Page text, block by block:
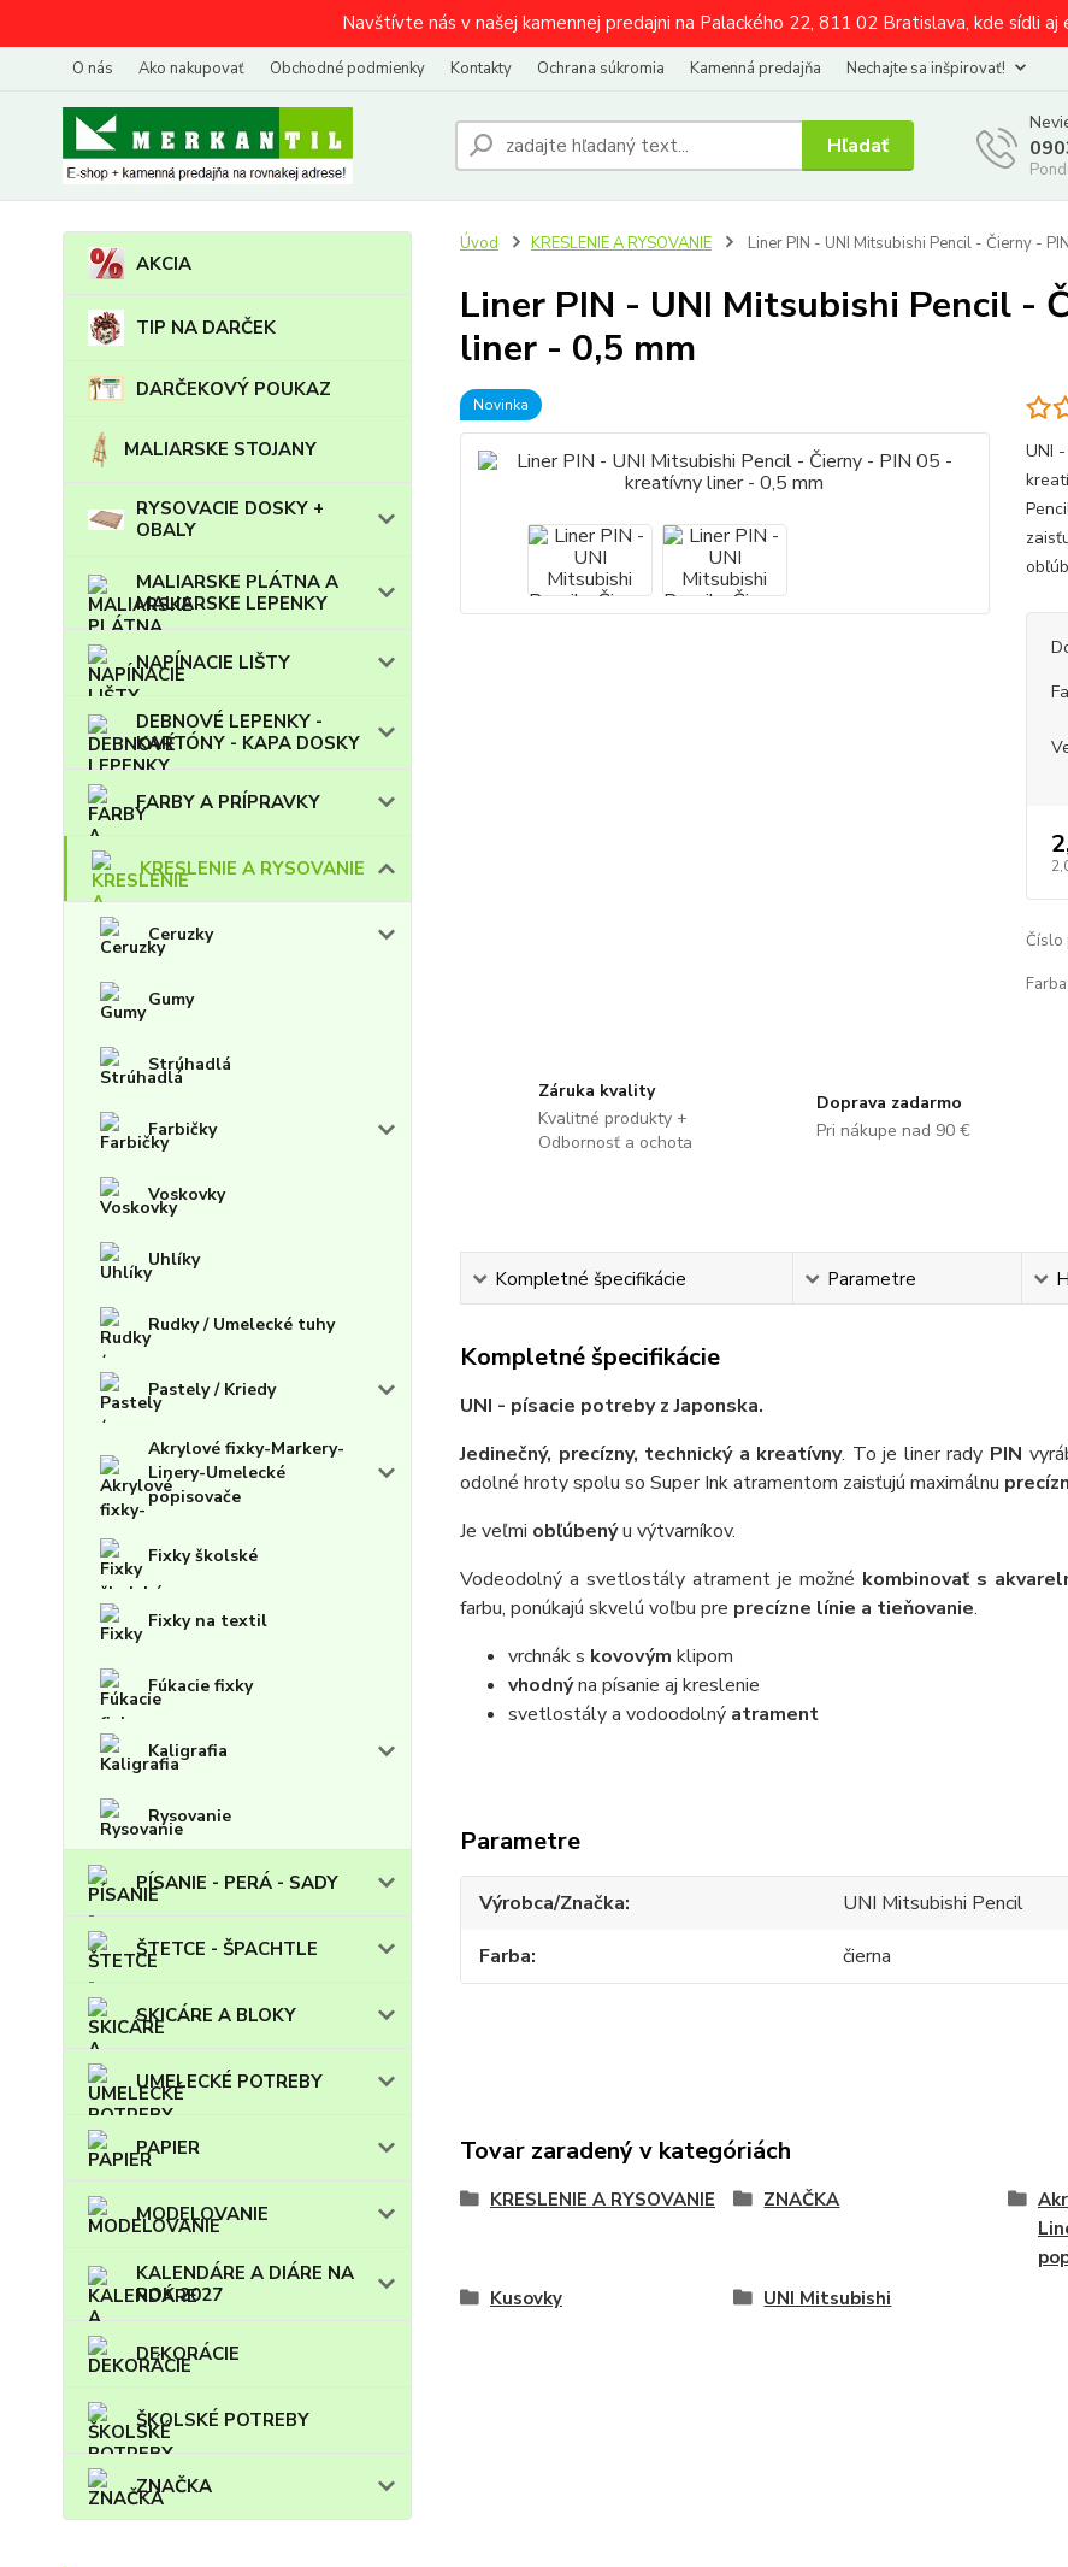
Navštívte nás v našej kamennej predajni na Palackého 22, 811 02 Bratislava, kde sídli
O nás Ako nakupovať Obchodné podmienky Kontakty Ochrana súkromia Kamenná predajňa Nechajte sa inšpirovať!
Hľadať
AKCIA
TIP NA DARČEK
DARČEKOVÝ POUKAZ
MALIARSKE STOJANY
RYSOVACIE DOSKY +
OBALY
MALIARSKE PLÁTNA A
MALIARSKE LEPENKY
NAPÍNACIE LIŠTY
DEBNOVÉ LEPENKY -
KARTÓNY - KAPA DOSKY
FARBY A PRÍPRAVKY
KRESLENIE A RYSOVANIE
Ceruzky
Gumy
Strúhadlá
Farbičky
Voskovky
Uhlíky
Rudky / Umelecké tuhy
Pastely / Kriedy
Akrylové fixky-Markery-
Linery-Umelecké
popisovače
Fixky školské
Fixky na textil
Fúkacie fixky
Kaligrafia
Rysovanie
PÍSANIE - PERÁ - SADY
ŠTETCE - ŠPACHTLE
SKICÁRE A BLOKY
UMELECKÉ POTREBY
PAPIER
MODELOVANIE
KALENDÁRE A DIÁRE NA
ROK 2027
DEKORÁCIE
ŠKOLSKÉ POTREBY
ZNAČKA
Úvod KRESLENIE A RYSOVANIE Liner PIN - UNI Mitsubishi Pencil - Čierny -
Liner PIN - UNI Mitsubishi Pencil -
liner - 0,5 mm
Novinka
UNI
Číslo
Farba:
Záruka kvality
Kvalitné produkty +
Odbornosť a ochota
Doprava zadarmo
Pri nákupe nad 90 €
Kompletné špecifikácie Parametre
Kompletné špecifikácie
UNI - písacie potreby z Japonska.
Jedinečný, precízny, technický a kreatívny. To je liner rady PIN
odolné hroty spolu so Super Ink atramentom zaisťujú maximálnu
Je veľmi obľúbenýu výtvarníkov.
Vodeodolný a svetlostály atrament je možné kombinovať s
farbu, ponúkajú skvelú voľbu pre precízne línie a tieňovanie.
vrchnák s kovovým klipom
vhodnýna písanie aj kreslenie
svetlostály a vodoodolný atrament
Parametre
Výrobca/Značka
UNI Mitsubishi Pencil
Farba
čierna
Tovar zaradený v kategóriách
KRESLENIE A RYSOVANIE ZNAČKA
Kusovky UNI Mitsubishi